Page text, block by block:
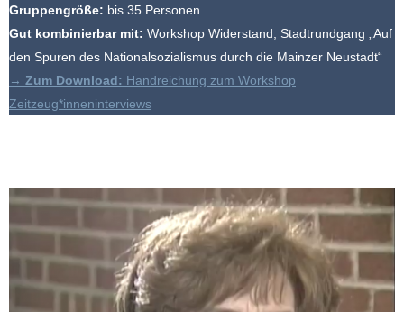
Gruppengröße: bis 35 Personen
Gut kombinierbar mit: Workshop Widerstand; Stadtrundgang „Auf
den Spuren des Nationalsozialismus durch die Mainzer Neustadt“
→ Zum Download: Handreichung zum Workshop
Zeitzeug*inneninterviews